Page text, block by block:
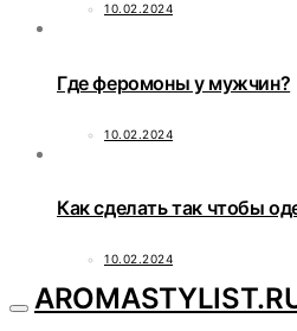
10.02.2024
Где феромоны у мужчин?
10.02.2024
Как сделать так чтобы
10.02.2024